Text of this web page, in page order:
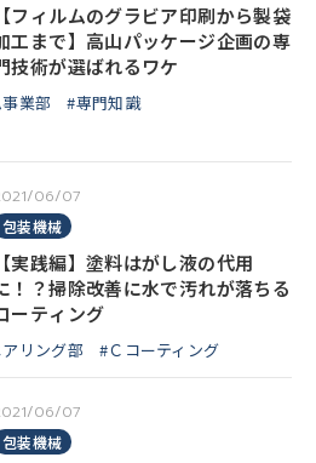
【フィルムのグラビア印刷から製袋
工まで】高山パッケージ企画の専
技術が選ばれるワケ
業部
#専門知識
06/07
包装機械
【実践編】塗料はがし液の代用
！？掃除改善に水で汚れが落ちる
ーティング
リング部 #Ｃコーティング
06/07
包装機械